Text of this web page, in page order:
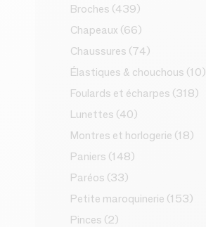
Broches (439)
Chapeaux (66)
Chaussures (74)
Élastiques & chouchous (10)
Foulards et écharpes (318)
Lunettes (40)
Montres et horlogerie (18)
Paniers (148)
Paréos (33)
Petite maroquinerie (153)
Pinces (2)